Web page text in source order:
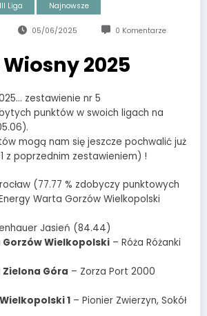
III Liga Najnowsze
05/06/2025 0 Komentarze
2025
zestawienie nr 5
punktów w swoich ligach na
mogą nam się jeszcze pochwalić już
z poprzednim zestawieniem) !
(77.77 % zdobyczy punktowych
Warta Gorzów Wielkopolski
Jasień (84.44)
Wielkopolski – Róża Różanki
Góra – Zorza Port 2000
1 – Pionier Zwierzyn, Sokół